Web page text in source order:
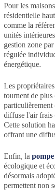
Pour les
résidentielle
comme la
unités
gestion zone
régulée
énergétique.
Les
tournent de plus
particulièrement
diffuse l'air frais
Cette solution
offrant une
Enfin, la
écologique et
désormais
permettent non